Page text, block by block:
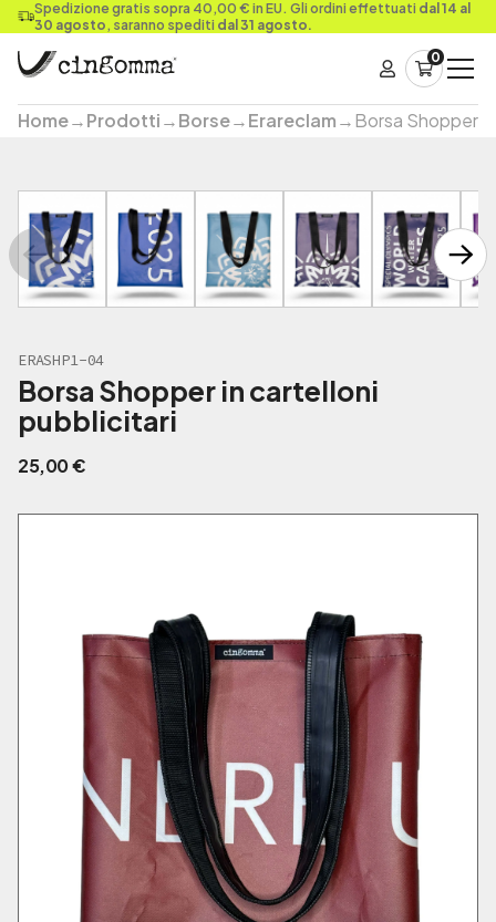
Spedizione gratis sopra 40,00 € in EU. Gli ordini effettuati dal 14 al
30 agosto, saranno spediti dal 31 agosto.
0
Home→Prodotti→Borse→Erareclam→Borsa Shopper
ERASHP1-04
Borsa Shopper in cartelloni
pubblicitari
25,00€